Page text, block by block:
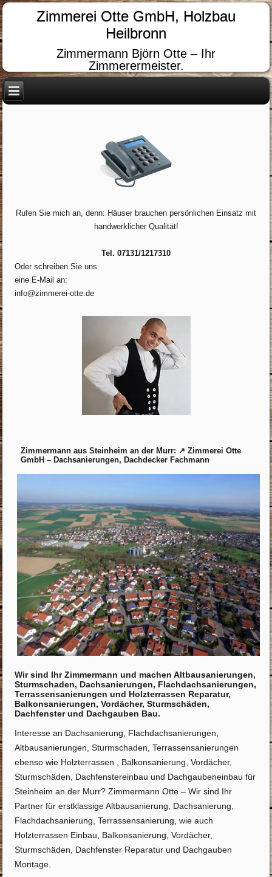
Zimmerei Otte GmbH, Holzbau
Heilbronn
Zimmermann Björn Otte – Ihr
Zimmerermeister.
Rufen Sie mich an, denn: Häuser brauchen persönlichen Einsatz mit
handwerklicher Qualität!
Tel. 07131/1217310
Oder schreiben Sie uns
eine E-Mail an:
info@zimmerei-otte.de
Zimmermann aus Steinheim an der Murr: ↗️ Zimmerei Otte
GmbH – Dachsanierungen, Dachdecker Fachmann
Wir sind Ihr Zimmermann und machen Altbausanierungen,
Sturmschaden, Dachsanierungen, Flachdachsanierungen,
Terrassensanierungen und Holzterrassen Reparatur,
Balkonsanierungen, Vordächer, Sturmschäden,
Dachfenster und Dachgauben Bau.
Interesse an Dachsanierung, Flachdachsanierungen,
Altbausanierungen, Sturmschaden, Terrassensanierungen
ebenso wie Holzterrassen , Balkonsanierung, Vordächer,
Sturmschäden, Dachfenstereinbau und Dachgaubeneinbau für
Steinheim an der Murr? Zimmermann Otte – Wir sind Ihr
Partner für erstklassige Altbausanierung, Dachsanierung,
Flachdachsanierung, Terrassensanierung, wie auch
Holzterrassen Einbau, Balkonsanierung, Vordächer,
Sturmschäden, Dachfenster Reparatur und Dachgauben
Montage.